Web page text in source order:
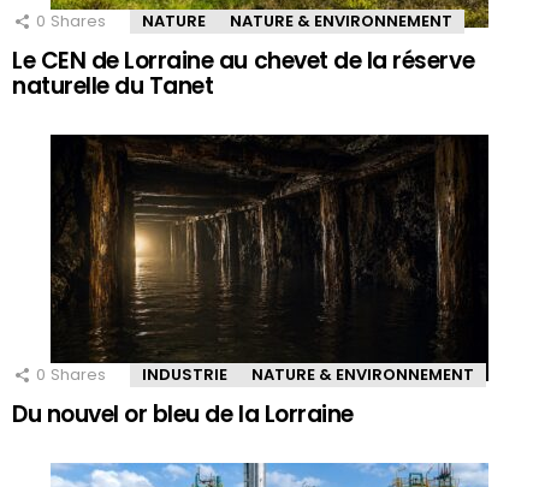
0 Shares NATURE NATURE & ENVIRONNEMENT
Le CEN de Lorraine au chevet de la réserve
naturelle du Tanet
0 Shares INDUSTRIE NATURE & ENVIRONNEMENT
Du nouvel or bleu de la Lorraine